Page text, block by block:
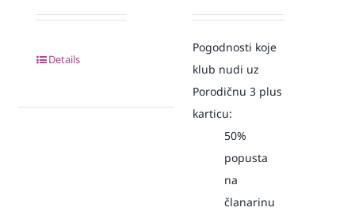
Details
Pogodnosti koje
klub nudi uz
Porodičnu 3 plus
karticu:
50%
popusta
na
članarinu